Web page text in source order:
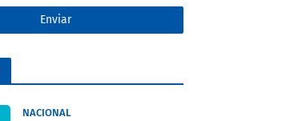
NACIONAL